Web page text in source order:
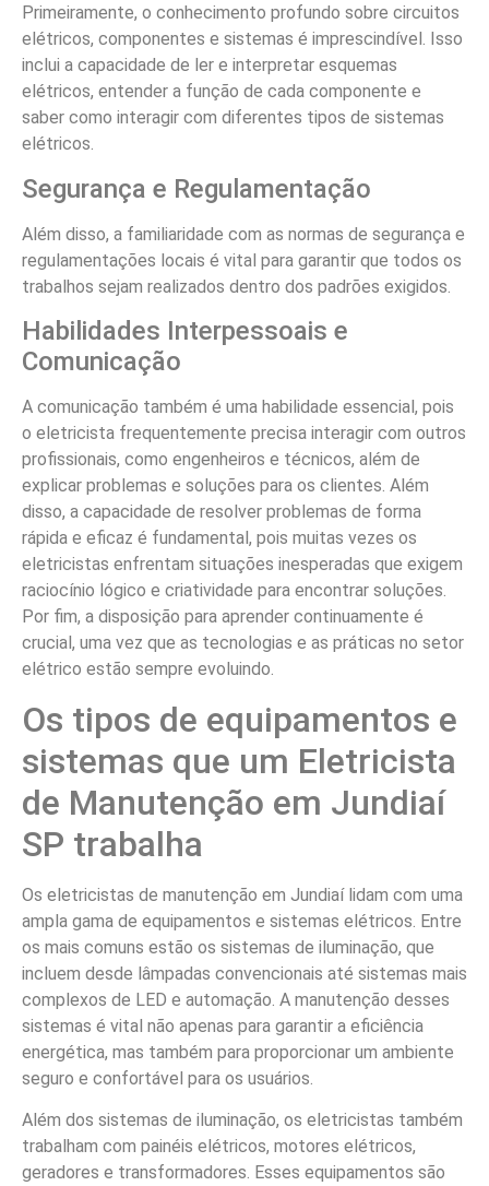
Primeiramente, o conhecimento profundo sobre circuitos
elétricos, componentes e sistemas é imprescindível. Isso
inclui a capacidade de ler e interpretar esquemas
elétricos, entender a função de cada componente e
saber como interagir com diferentes tipos de sistemas
elétricos.
Segurança e Regulamentação
Além disso, a familiaridade com as normas de segurança e
regulamentações locais é vital para garantir que todos os
trabalhos sejam realizados dentro dos padrões exigidos.
Habilidades Interpessoais e
Comunicação
A comunicação também é uma habilidade essencial, pois
o eletricista frequentemente precisa interagir com outros
profissionais, como engenheiros e técnicos, além de
explicar problemas e soluções para os clientes. Além
disso, a capacidade de resolver problemas de forma
rápida e eficaz é fundamental, pois muitas vezes os
eletricistas enfrentam situações inesperadas que exigem
raciocínio lógico e criatividade para encontrar soluções.
Por fim, a disposição para aprender continuamente é
crucial, uma vez que as tecnologias e as práticas no setor
elétrico estão sempre evoluindo.
Os tipos de equipamentos e
sistemas que um Eletricista
de Manutenção em Jundiaí
SP trabalha
Os eletricistas de manutenção em Jundiaí lidam com uma
ampla gama de equipamentos e sistemas elétricos. Entre
os mais comuns estão os sistemas de iluminação, que
incluem desde lâmpadas convencionais até sistemas mais
complexos de LED e automação. A manutenção desses
sistemas é vital não apenas para garantir a eficiência
energética, mas também para proporcionar um ambiente
seguro e confortável para os usuários.
Além dos sistemas de iluminação, os eletricistas também
trabalham com painéis elétricos, motores elétricos,
geradores e transformadores. Esses equipamentos são